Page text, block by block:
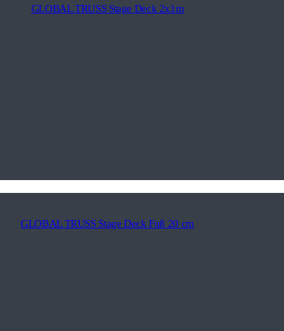
GLOBAL TRUSS Stage Deck 2x1m
GLOBAL TRUSS Stage Deck Fuß 20 cm